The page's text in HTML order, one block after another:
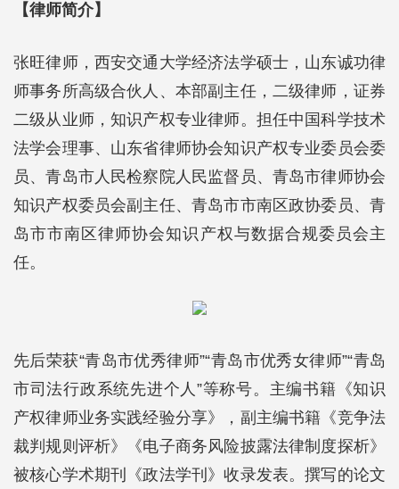
【律师简介】
张旺律师，西安交通大学经济法学硕士，山东诚功律
师事务所高级合伙人、本部副主任，二级律师，证券
二级从业师，知识产权专业律师。担任中国科学技术
法学会理事、山东省律师协会知识产权专业委员会委
员、青岛市人民检察院人民监督员、青岛市律师协会
知识产权委员会副主任、青岛市市南区政协委员、青
岛市市南区律师协会知识产权与数据合规委员会主
任。
先后荣获“青岛市优秀律师”“青岛市优秀女律师”“青岛
市司法行政系统先进个人”等称号。主编书籍《知识
产权律师业务实践经验分享》，副主编书籍《竞争法
裁判规则评析》《电子商务风险披露法律制度探析》
被核心学术期刊《政法学刊》收录发表。撰写的论文